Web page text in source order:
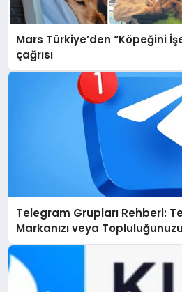
Mars Türkiye’den “Köpeğini
çağrısı
Telegram Grupları Rehberi:
Markanızı veya